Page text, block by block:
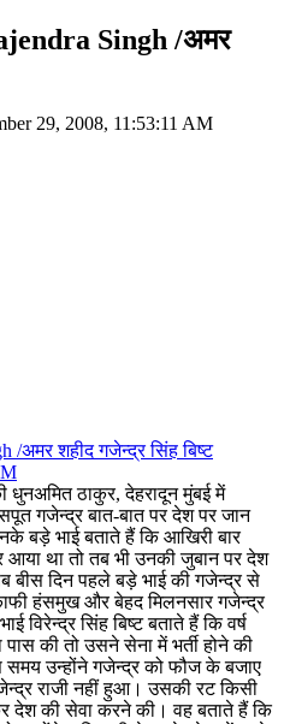
Singh /अमर
29, 2008, 11:53:11 AM
/अमर शहीद गजेन्द्र सिंह बिष्ट
धुनअमित ठाकुर, देहरादून मुंबई में
गजेन्द्र बात-बात पर देश पर जान
बड़े भाई बताते हैं कि आखिरी बार
था तो तब भी उनकी जुबान पर देश
बीस दिन पहले बड़े भाई की गजेन्द्र से
हंसमुख और बेहद मिलनसार गजेन्द्र
विरेन्द्र सिंह बिष्ट बताते हैं कि वर्ष
पास की तो उसने सेना में भर्ती होने की
समय उन्होंने गजेन्द्र को फौज के बजाए
राजी नहीं हुआ। उसकी रट किसी
देश की सेवा करने की। वह बताते हैं कि